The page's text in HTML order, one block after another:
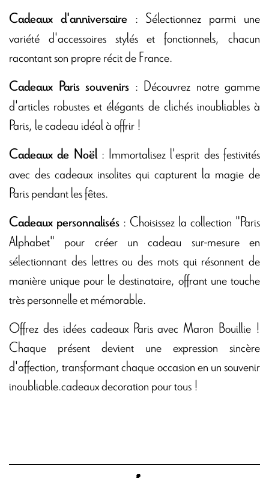
Cadeaux d'anniversaire: Sélectionnez parmi une
variété d'accessoires stylés et fonctionnels, chacun
racontant son propre récit de France.
Cadeaux Paris souvenirs : Découvrez notre gamme
d'articles robustes et élégants de clichés inoubliables à
Paris, le cadeau idéal à offrir !
Cadeaux de Noël: Immortalisez l'esprit des festivités
avec des cadeaux insolites qui capturent la magie de
Paris pendant les fêtes.
Cadeaux personnalisés : Choisissez la collection "Paris
Alphabet" pour créer un cadeau sur-mesure en
sélectionnant des lettres ou des mots qui résonnent de
manière unique pour le destinataire, offrant une touche
très personnelle et mémorable.
Offrez des idées cadeaux Paris avec Maron Bouillie !
Chaque présent devient une expression sincère
d'affection, transformant chaque occasion en un souvenir
inoubliable.cadeaux decoration pour tous !